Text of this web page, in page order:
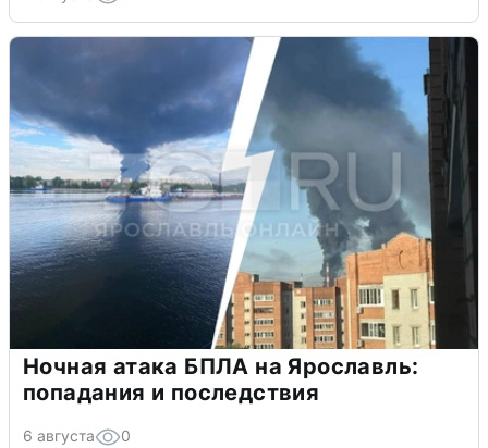
Ночная атака БПЛА на Ярославль:
попадания и последствия
6 августа 0